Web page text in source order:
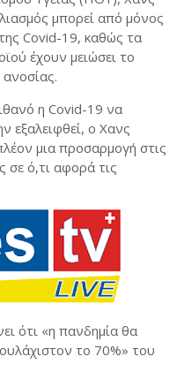
μπορεί από μόνος
Covid-19, καθώς τα
έχουν μειώσει το
η Covid-19 να
εξαλειφθεί, ο Χανς
μια προσαρμογή στις
σε ό,τι αφορά τις
ότι «η πανδημία θα
το 70%» του